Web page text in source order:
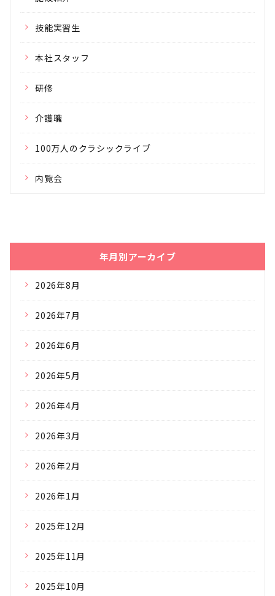
技能実習生
本社スタッフ
研修
介護職
100万人のクラシックライブ
内覧会
年月別アーカイブ
2026年8月
2026年7月
2026年6月
2026年5月
2026年4月
2026年3月
2026年2月
2026年1月
2025年12月
2025年11月
2025年10月